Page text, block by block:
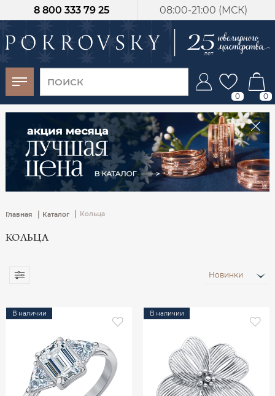
08:00-21:00 (МСК)
8 800 333 79 25
0 0
Главная | Каталог Кольца
КОЛЬЦА
Новинки
В наличии В наличии
-30%
от 15 дней с
момента оплаты